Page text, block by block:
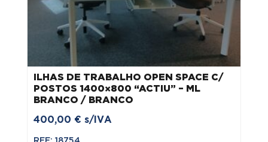
ILHAS DE TRABALHO OPEN SPACE C/
POSTOS 1400×800 “ACTIU” – ML
BRANCO / BRANCO
400,00 € s/IVA